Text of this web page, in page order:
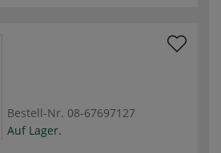
Bestell-Nr. 08-67697127
Auf Lager.